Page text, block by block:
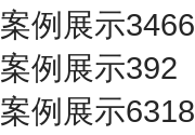
案例展示3466
案例展示392
案例展示6318